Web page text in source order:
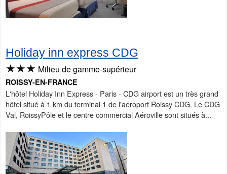
Holiday inn express CDG
★★★ Milieu de gamme-supérieur
ROISSY-EN-FRANCE
L'hôtel Holiday Inn Express - Paris - CDG airport est un très grand
hôtel situé à 1 km du terminal 1 de l'aéroport Roissy CDG. Le CDG
Val, RoissyPôle et le centre commercial Aéroville sont situés à...